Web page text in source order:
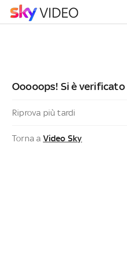
Ooooops! Si è
Riprova più tardi
Torna a Video Sky